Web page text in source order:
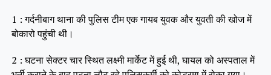
1 : गर्दनीबाग थाना की पुलिस टीम एक गायब युवक और युवती की खोज में
बोकारो पहुंची थी।
2 : घटना सेक्टर चार स्थित लक्ष्मी मार्केट में हुई थी, घायल को अस्पताल में